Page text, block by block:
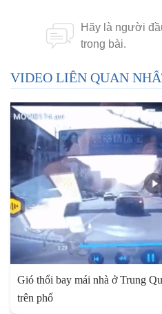
VIDEO LIÊN QUAN
Gió thổi bay mái nhà ở Trung
trên phố